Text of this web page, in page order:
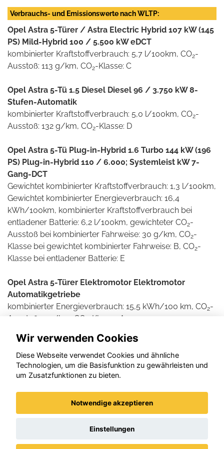
Verbrauchs- und Emissionswerte nach WLTP:
Opel Astra 5-Türer / Astra Electric Hybrid 107 kW (145
PS) Mild-Hybrid 100 / 5.500 kW eDCT
kombinierter Kraftstoffverbrauch: 5,7 l/100km, CO2-
Ausstoß: 113 g/km, CO2-Klasse: C
Opel Astra 5-Tü 1.5 Diesel Diesel 96 / 3.750 kW 8-
Stufen-Automatik
kombinierter Kraftstoffverbrauch: 5,0 l/100km, CO2-
Ausstoß: 132 g/km, CO2-Klasse: D
Opel Astra 5-Tü Plug-in-Hybrid 1.6 Turbo 144 kW (196
PS) Plug-in-Hybrid 110 / 6.000; Systemleist kW 7-
Gang-DCT
Gewichtet kombinierter Kraftstoffverbrauch: 1,3 l/100km,
Gewichtet kombinierter Energieverbrauch: 16,4
kWh/100km, kombinierter Kraftstoffverbrauch bei
entladener Batterie: 6,2 l/100km, gewichteter CO2-
Ausstoß bei kombinierter Fahrweise: 30 g/km, CO2-
Klasse bei gewichtet kombinierter Fahrweise: B, CO2-
Klasse bei entladener Batterie: E
Opel Astra 5-Türer Elektromotor Elektromotor
Automatikgetriebe
kombinierter Energieverbrauch: 15,5 kWh/100 km, CO2-
Ausstoß: 0 g/km, CO
-Klasse: A
Weitere Informationen zum offiziellen Kraftstoff- und
Stromverbrauch und den offiziellen spezifischen CO2-
Emissionen neuer Personenkraftwagen können dem
'Leitfaden über den Kraftstoffverbrauch und die CO2-
Emissionen neuer Personenkraftwagen' entnommen
werden, der an allen Verkaufsstellen und bei der DAT
Deutsche Automobil Treuhand GmbH , Helmuth-Hirth-
Straße 1, D-73760 Ostfildern unentgeltlich erhältlich ist.
Wir verwenden Cookies
Diese Webseite verwendet Cookies und ähnliche
Technologien, um die Basisfunktion zu gewährleisten und
um Zusatzfunktionen zu bieten.
Notwendige akzeptieren
Einstellungen